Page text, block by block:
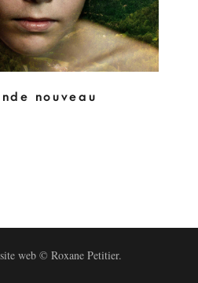
nouveau
web © Roxane Petitier.